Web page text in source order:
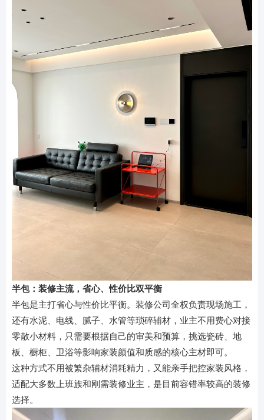
半包：装修主流，省心、性价比双平衡
半包是主打省心与性价比平衡。装修公司全权负责现场施工，
还有水泥、电线、腻子、水管等琐碎辅材，业主不用费心对接
零散小材料，只需要根据自己的审美和预算，挑选瓷砖、地
板、橱柜、卫浴等影响家装颜值和质感的核心主材即可。
这种方式不用被繁杂辅材消耗精力，又能亲手把控家装风格，
适配大多数上班族和刚需装修业主，是目前容错率较高的装修
选择。